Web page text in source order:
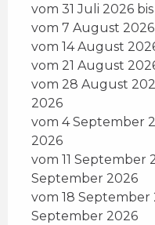
vom 31 Juli 2026
vom 7 August
vom 14 August
vom 21 August
vom 28 August
2026
vom 4 September
2026
vom 11 September
September 2026
vom 18 September
September 2026